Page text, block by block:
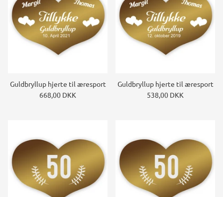
Guldbryllup hjerte til æresport
668,00 DKK
Guldbryllup hjerte til æresport
538,00 DKK